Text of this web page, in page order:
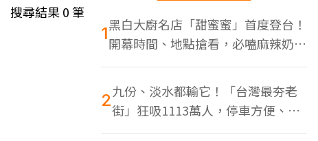
搜尋結果0筆
1黑白大廚名店「甜蜜蜜」首度登台！
開幕時間、地點搶看，必嗑麻辣奶油
蝦
2九份、淡水都輸它！「台灣最夯老
街」狂吸1113萬人，停車方便、特
色美食多